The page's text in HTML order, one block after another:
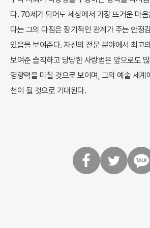
다. 70세가 되어도 세상에서 가장 뜨거운 마
다는 그의 다짐은 장기적인 관계가 주는 안정
있음을 보여준다. 자신의 전문 분야에서 최고
보여준 솔직하고 당당한 사랑법은 앞으로도
영향력을 미칠 것으로 보이며, 그의 예술 세계
천이 될 것으로 기대된다.